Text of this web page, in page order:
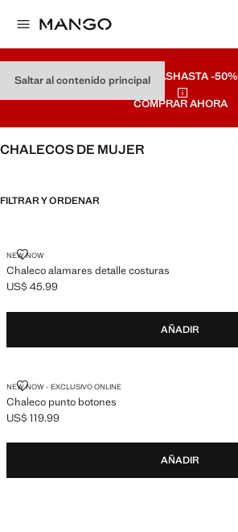
Saltar al contenido principal
REBAJASHASTA -50%
COMPRAR AHORA
CHALECOS DE MUJER
FILTRAR Y ORDENAR
NEW NOW
Chaleco alamares detalle costuras
CHALECO ALAMARES DETALLE COSTURAS
Precio actual [US$ 45.99 ]
US$ 45.99
AÑADIR
NEW NOW - EXCLUSIVO ONLINE
Chaleco punto botones
CHALECO PUNTO BOTONES
Precio actual [US$ 119.99 ]
US$ 119.99
AÑADIR